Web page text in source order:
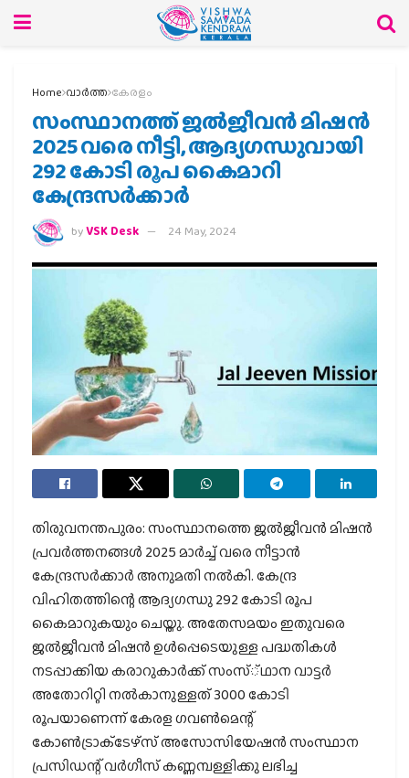
Home വാര്‍ത്ത കേരളം
സംസ്ഥാനത്ത് ജല്‍ജീവന്‍ മിഷന്‍
2025 വരെ നീട്ടി, ആദ്യഗന്ധുവായി
292 കോടി രൂപ കൈമാറി
കേന്ദ്രസര്‍ക്കാര്‍
byVSK Desk 24 May, 2024
തിരുവനന്തപുരം: സംസ്ഥാനത്തെ ജല്‍ജീവന്‍ മിഷന്‍
പ്രവര്‍ത്തനങ്ങള്‍ 2025 മാര്‍ച്ച് വരെ നീട്ടാന്‍
കേന്ദ്രസര്‍ക്കാര്‍ അനുമതി നല്‍കി. കേന്ദ്ര
വിഹിതത്തിന്റെ ആദ്യഗന്ധു 292 കോടി രൂപ
കൈമാറുകയും ചെയ്തു. അതേസമയം ഇതുവരെ
ജല്‍ജീവന്‍ മിഷന്‍ ഉള്‍പ്പെടെയുള്ള പദ്ധതികള്‍
നടപ്പാക്കിയ കരാറുകാര്‍ക്ക് സംസ്്ഥാന വാട്ടര്‍
അതോറിറ്റി നല്‍കാനുള്ളത് 3000 കോടി
രൂപയാണെന്ന് കേരള ഗവണ്‍മെന്റ്
കോണ്‍ട്രാക്‌ടേഴ്‌സ് അസോസിയേഷന്‍ സംസ്ഥാന
പ്രസിഡന്റ് വര്‍ഗീസ് കണ്ണമ്പള്ളിക്കു ലഭിച്ച